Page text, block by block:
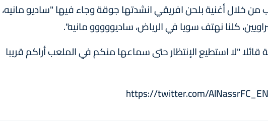
من خلال أغنية بلحن افريقي انشدتها جوقة وجاء فيها "ساديو مانيه،
كلنا نهتف سويا في الرياض، ساديووووو مانيه".
قائلا "لا استطيع الإنتظار حتى سماعها منكم في الملعب أراكم قريبا
https://twitter.com/